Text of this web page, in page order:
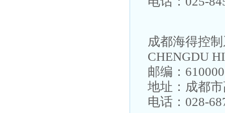
成都海得控
CHENGDU
邮编：610000
地址：成都
电话：028-